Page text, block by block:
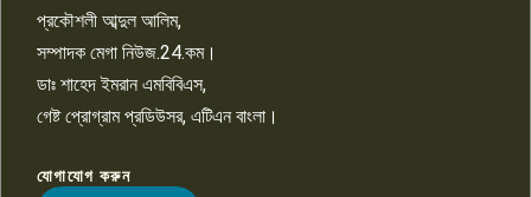
প্রকৌশলী আব্দুল আলিম,
সম্পাদক মেগা নিউজ.24.কম।
ডাঃ শাহেদ ইমরান এমবিবিএস,
গেষ্ট প্রোগ্রাম প্রডিউসর, এটিএন বাংলা।
যোগাযোগ করুন